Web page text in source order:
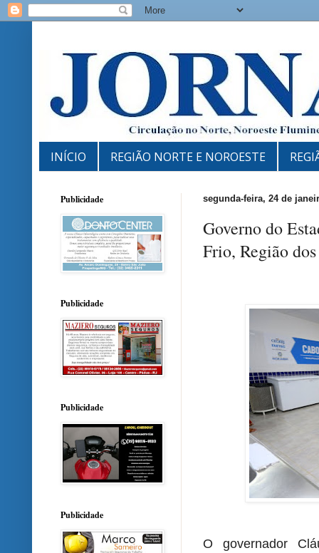
INÍCIO REGIÃO NORTE E NOROESTE
segunda-feira, 24 de
Governo do
Frio, Região
O governador
Publicidade
Publicidade
Publicidade
Publicidade